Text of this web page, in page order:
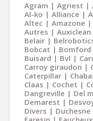
Agram Agriest
Al-ko
Alliance
Altec
Amazone
Autres
Auxiclean
Belair
Bobcat
Bomford
Buisard
Bvl
Carroy giraudon
Caterpillar
Claas
Cochet
Dangreville
Del
Demarest
Divers
Duchesne